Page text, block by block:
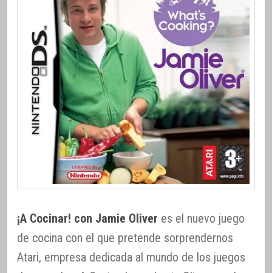
¡A Cocinar! con Jamie Oliver es el nuevo juego
de cocina con el que pretende sorprendernos
Atari, empresa dedicada al mundo de los juegos